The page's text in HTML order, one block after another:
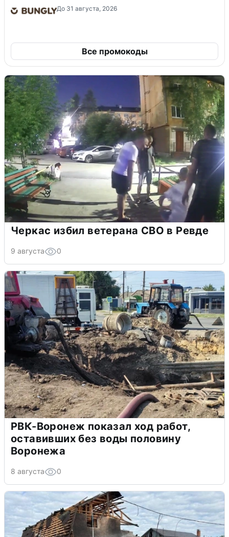
До 31 августа, 2026
Все промокоды
Черкас избил ветерана СВО в Ревде
9 августа 0
РВК-Воронеж показал ход работ,
оставивших без воды половину
Воронежа
8 августа 0